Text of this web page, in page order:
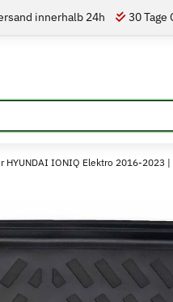
innerhalb 24h 30 Tage
HYUNDAI IONIQ Elektro 2016-